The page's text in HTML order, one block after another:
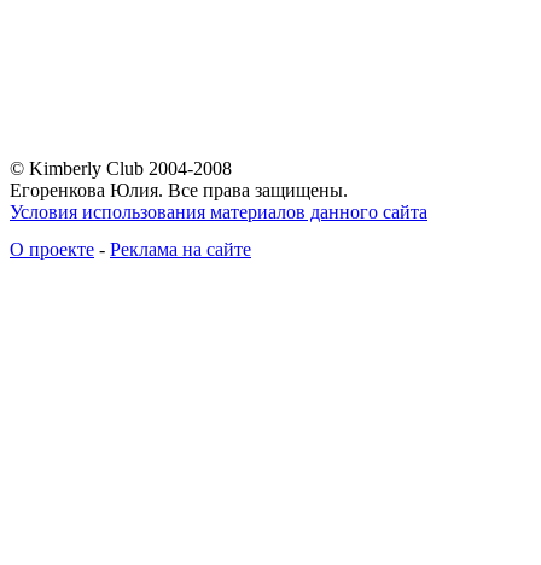
© Kimberly Club 2004-2008
Егоренкова Юлия. Все права защищены.
Условия использования материалов данного сайта
О проекте - Реклама на сайте